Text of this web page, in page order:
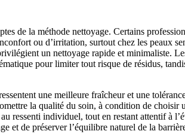
de la méthode nettoyage. Certains
ou d’irritation, surtout chez les peaux
un nettoyage rapide et minimaliste.
pour limiter tout risque de résidus,
une meilleure fraîcheur et une
la qualité du soin, à condition de
ressenti individuel, tout en restant attentif à
et de préserver l’équilibre naturel de la